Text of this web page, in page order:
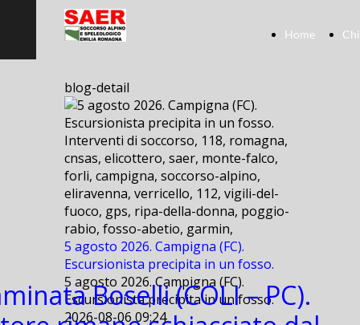
Home
blog-detail
Interventi di soccorso, 118, romagna,
cnsas, elicottero, saer, monte-falco,
forli, campigna, soccorso-alpino,
eliravenna, verricello, 112, vigili-del-
fuoco, gps, ripa-della-donna, poggio-
rabio, fosso-abetio, garmin,
5 agosto 2026. Campigna (FC).
Escursionista precipita in un fosso.
5 agosto 2026. Campigna (FC).
Escursionista precipita in un fosso.
2026-08-06 09:24
Boselli (COLI – PC).